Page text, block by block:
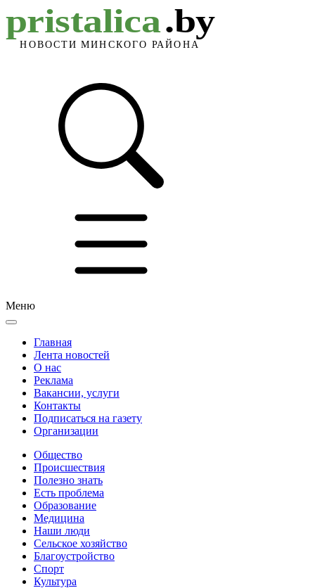
Меню
Главная
Лента новостей
О нас
Реклама
Вакансии, услуги
Контакты
Подписаться на газету
Организации
Общество
Происшествия
Полезно знать
Есть проблема
Образование
Медицина
Наши люди
Сельское хозяйство
Благоустройство
Спорт
Культура